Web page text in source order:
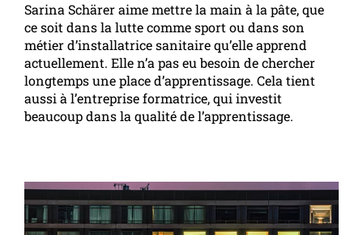
Sarina Schärer aime mettre la main à la pâte, que
ce soit dans la lutte comme sport ou dans son
métier d’installatrice sanitaire qu’elle apprend
actuellement. Elle n’a pas eu besoin de chercher
longtemps une place d’apprentissage. Cela tient
aussi à l’entreprise formatrice, qui investit
beaucoup dans la qualité de l’apprentissage.